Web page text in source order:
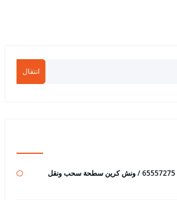
انتقال
ونش ابو حليفة رقم / 65557275 / ونش كرين سطحة سحب ونقل